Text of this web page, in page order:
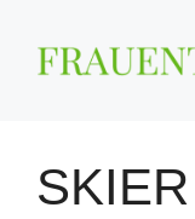
Inhalt
springen
SKIER